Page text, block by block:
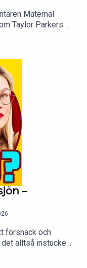
Maternal
Taylor Parkers
lite sådär den
–
försnack och
det alltså instucket
En annan tid!